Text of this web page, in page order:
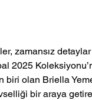
zamansız
2025
biri olan Briella
bir araya